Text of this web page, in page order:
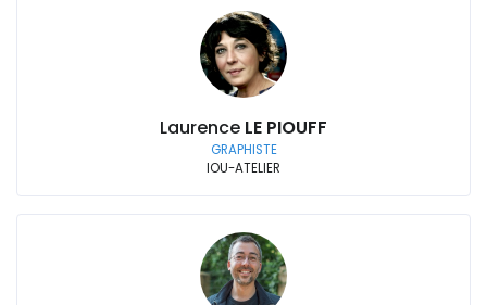
Laurence LE PIOUFF
GRAPHISTE
IOU-ATELIER